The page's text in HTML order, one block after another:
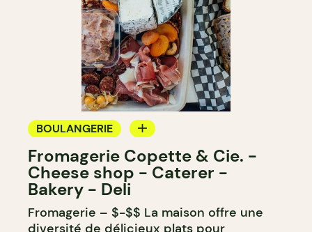
BOULANGERIE
ÉPICERIE / DEP
COMPTOIR
Fromagerie Copette & Cie. -
Cheese shop - Caterer -
Bakery - Deli
Fromagerie – $-$$ La maison offre une
diversité de délicieux plats pour